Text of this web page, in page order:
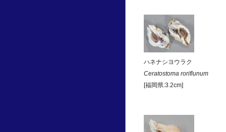
ハネナシヨウラク
Ceratostoma roriflunum
[福岡県:3.2cm]